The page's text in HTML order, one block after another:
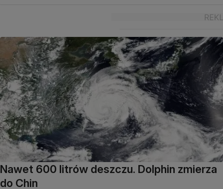
Nawet 600 litrów deszczu. Dolphin zmierza
do Chin